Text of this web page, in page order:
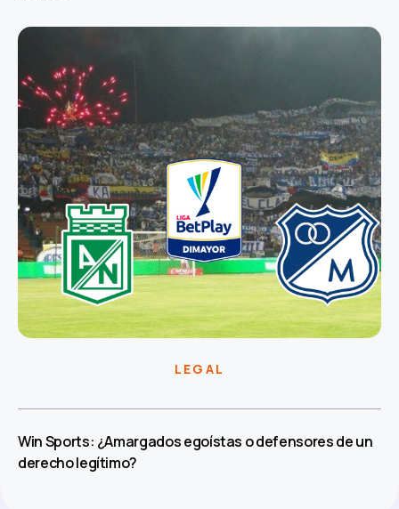
LEGAL
Win Sports: ¿Amargados egoístas o defensores de un
derecho legítimo?